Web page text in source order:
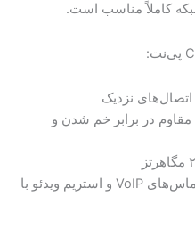
کاملاً مناسب است.
نزدیک
در برابر خم شدن و
مناسب برای انتقال داده، تماس‌های VoIP و استریم ویدئو با